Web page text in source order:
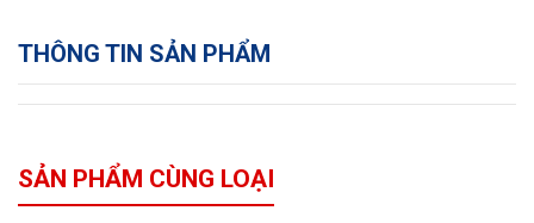
THÔNG TIN SẢN PHẨM
SẢN PHẨM CÙNG LOẠI